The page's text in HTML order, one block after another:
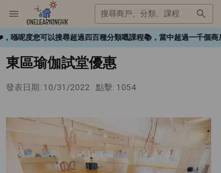
搜尋商戶、分類、課程
度您可以搜尋超過四百種分類嘅課程📚，當中超過一千個商
東區瑜伽試堂優惠
發表日期: 10/31/2022 點擊: 1054